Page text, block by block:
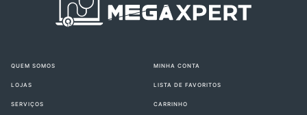
QUEM SOMOS
LOJAS
SERVIÇOS
MINHA CONTA
LISTA DE FAVORITOS
CARRINHO